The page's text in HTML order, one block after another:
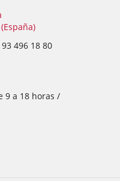
496 18 80
9 a 18 horas /